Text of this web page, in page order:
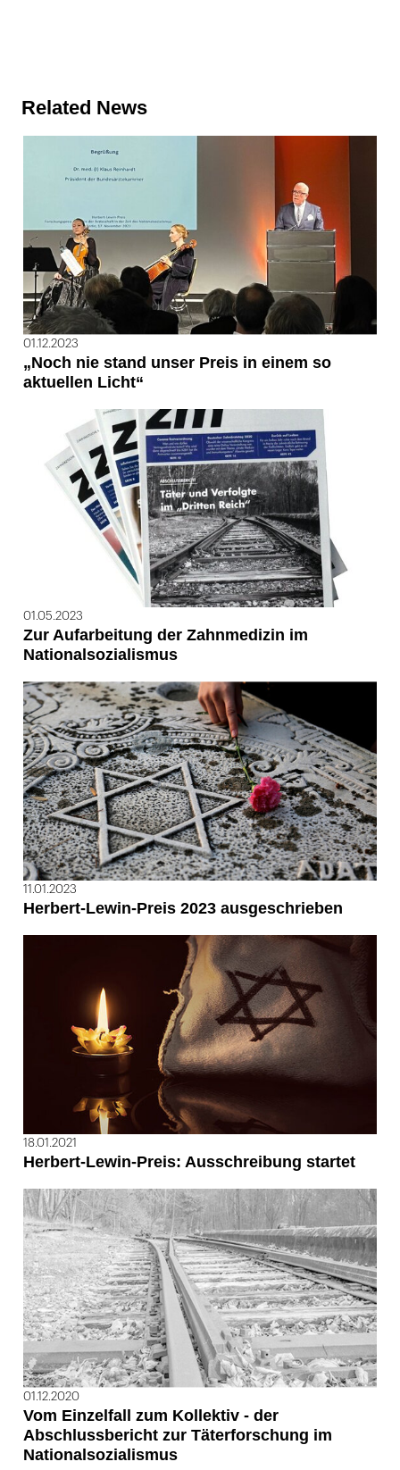
Related News
01.12.2023
„Noch nie stand unser Preis in einem so
aktuellen Licht“
01.05.2023
Zur Aufarbeitung der Zahnmedizin im
Nationalsozialismus
11.01.2023
Herbert-Lewin-Preis 2023 ausgeschrieben
18.01.2021
Herbert-Lewin-Preis: Ausschreibung startet
01.12.2020
Vom Einzelfall zum Kollektiv - der
Abschlussbericht zur Täterforschung im
Nationalsozialismus